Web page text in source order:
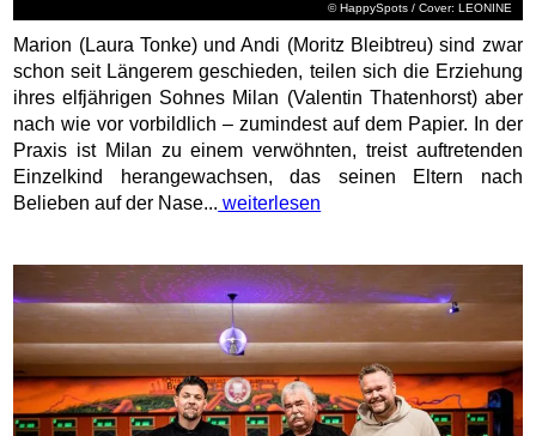
© HappySpots / Cover: LEONINE
Marion (Laura Tonke) und Andi (Moritz Bleibtreu) sind zwar
schon seit Längerem geschieden, teilen sich die Erziehung
ihres elfjährigen Sohnes Milan (Valentin Thatenhorst) aber
nach wie vor vorbildlich – zumindest auf dem Papier. In der
Praxis ist Milan zu einem verwöhnten, treist auftretenden
Einzelkind herangewachsen, das seinen Eltern nach
Belieben auf der Nase... weiterlesen